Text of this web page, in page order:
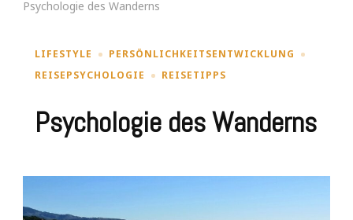
Psychologie des Wanderns
LIFESTYLE
PERSÖNLICHKEITSENTWICKLUNG
REISEPSYCHOLOGIE
REISETIPPS
Psychologie des Wanderns